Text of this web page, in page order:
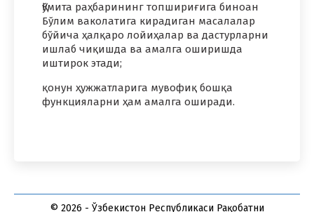
Қўмита раҳбарининг топшириғига биноан
Бўлим ваколатига кирадиган масалалар
бўйича ҳалқаро лойиҳалар ва дастурларни
ишлаб чиқишда ва амалга оширишда
иштирок этади;
қонун ҳужжатларига мувофиқ бошқа
функцияларни ҳам амалга оширади.
© 2026 - Ўзбекистон Республикаси Рақобатни